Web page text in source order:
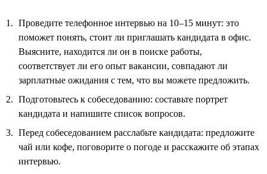
Проведите телефонное интервью на 10–15 минут: это
поможет понять, стоит ли приглашать кандидата в офис.
Выясните, находится ли он в поиске работы,
соответствует ли его опыт вакансии, совпадают ли
зарплатные ожидания с тем, что вы можете предложить.
Подготовьтесь к собеседованию: составьте портрет
кандидата и напишите список вопросов.
Перед собеседованием расслабьте кандидата: предложите
чай или кофе, поговорите о погоде и расскажите об этапах
интервью.